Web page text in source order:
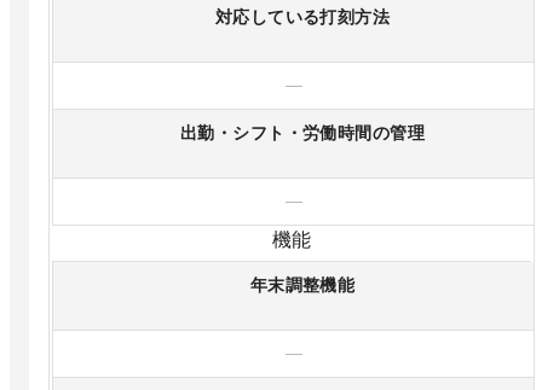
対応している打刻方法
—
出勤・シフト・労働時間の管理
—
機能
年末調整機能
—